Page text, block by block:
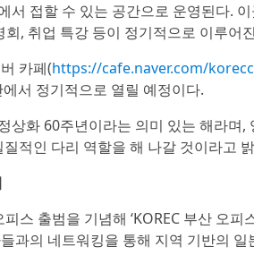
서 접할 수 있는 공간으로 운영된다.
, 취업 특강 등이 정기적으로 이루어
카페(https://cafe.naver.com/
에서 정기적으로 열릴 예정이다.
상화 60주년이라는 의미 있는 해라며,
적인 다리 역할을 해 나갈 것이라고
스 출범을 기념해 ‘KOREC 부산 오피
과의 네트워킹을 통해 지역 기반의